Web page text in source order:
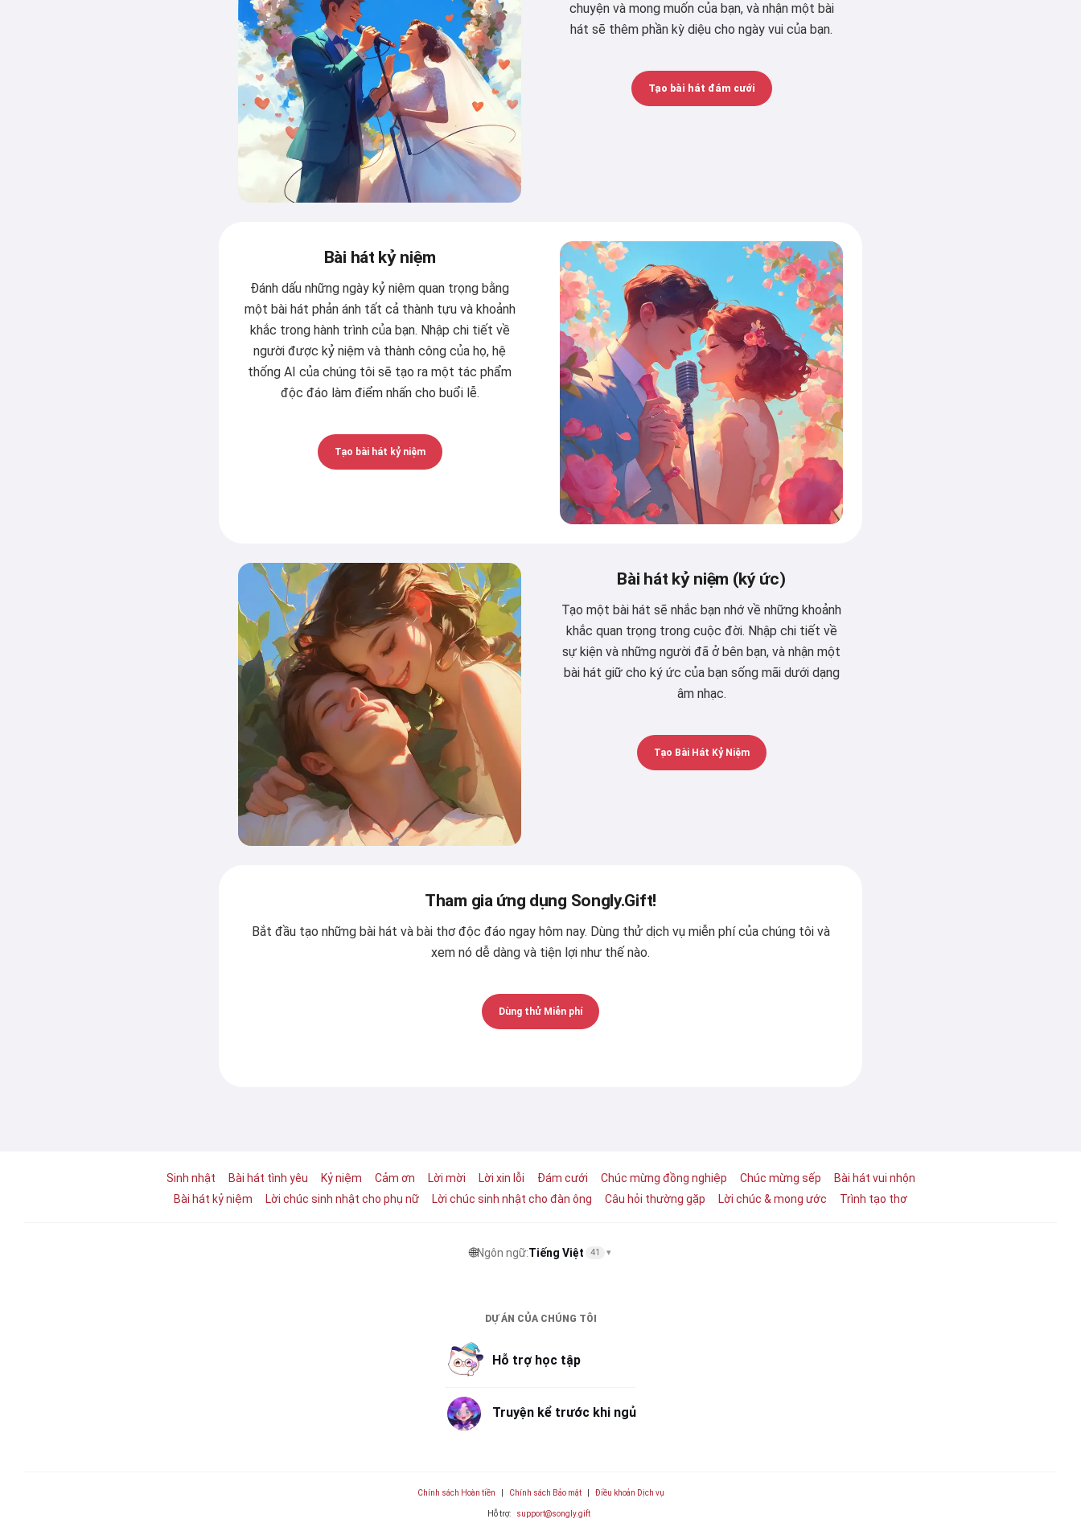
chuyện và mong muốn của bạn, và nhận một bài
hát sẽ thêm phần kỳ diệu cho ngày vui của bạn.
Tạo bài hát đám cưới
Bài hát kỷ niệm
Đánh dấu những ngày kỷ niệm quan trọng bằng
một bài hát phản ánh tất cả thành tựu và khoảnh
khắc trong hành trình của bạn. Nhập chi tiết về
người được kỷ niệm và thành công của họ, hệ
thống AI của chúng tôi sẽ tạo ra một tác phẩm
độc đáo làm điểm nhấn cho buổi lễ.
Tạo bài hát kỷ niệm
Bài hát kỷ niệm (ký ức)
Tạo một bài hát sẽ nhắc bạn nhớ về những khoảnh
khắc quan trọng trong cuộc đời. Nhập chi tiết về
sự kiện và những người đã ở bên bạn, và nhận một
bài hát giữ cho ký ức của bạn sống mãi dưới dạng
âm nhạc.
Tạo Bài Hát Kỷ Niệm
Tham gia ứng dụng Songly.Gift!
Bắt đầu tạo những bài hát và bài thơ độc đáo ngay hôm nay. Dùng thử dịch vụ miễn phí của chúng tôi và
xem nó dễ dàng và tiện lợi như thế nào.
Dùng thử Miễn phí
Sinh nhật Bài hát tình yêu Kỷ niệm Cảm ơn Lời mời Lời xin lỗi Đám cưới Chúc mừng đồng nghiệp Chúc mừng sếp
Bài hát vui nhộn
Bài hát kỷ niệm
Lời chúc sinh nhật cho phụ nữ Lời chúc sinh nhật cho đàn ông Câu hỏi thường gặp Lời chúc & mong ước Trình tạo thơ
🌐Ngôn ngữ:Tiếng Việt 41 ▾
DỰ ÁN CỦA CHÚNG TÔI
Hỗ trợ học tập
Truyện kể trước khi ngủ
Chính sách Hoàn tiền Chính sách Bảo mật Điều khoản Dịch vụ
Hỗ trợ: support@songly.gift